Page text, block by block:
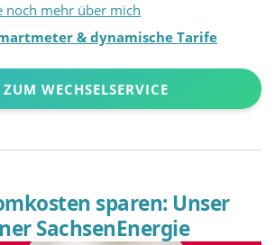
noch mehr über mich
& dynamische Tarife
ZUM WECHSELSERVICE
sparen: Unser
SachsenEnergie